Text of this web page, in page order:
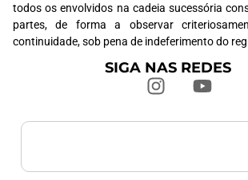
todos os envolvidos na cadeia sucessória
partes, de forma a observar
continuidade, sob pena de indeferimento do
SIGA NAS REDES